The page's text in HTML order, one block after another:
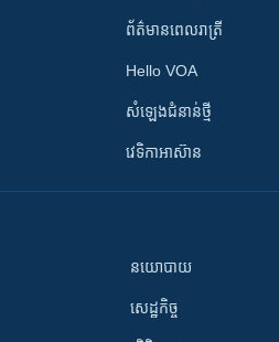
ព័ត៌មាន​​ពេល​រាត្រី
Hello VOA
សំឡេង​ជំនាន់​ថ្មី
វេទិកា​អាស៊ាន
នយោបាយ
សេដ្ឋកិច្ច